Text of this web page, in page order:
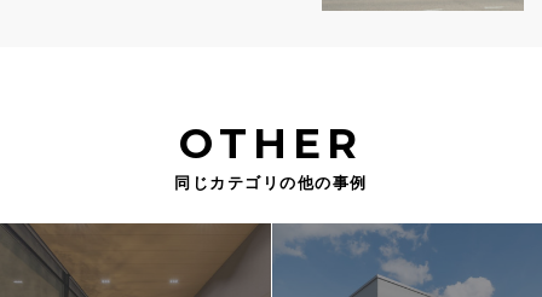
OTHER
同じカテゴリの他の事例